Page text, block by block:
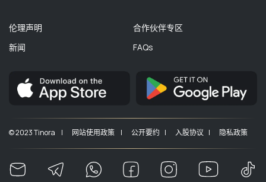
伦理声明
新闻
合作伙伴专区
FAQs
© 2023 Tinora | 网站使用政策 | 公开要约 | 入股协议 | 隐私政策